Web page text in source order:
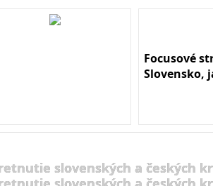
Focusové
Slovensko,
slovenských a českých